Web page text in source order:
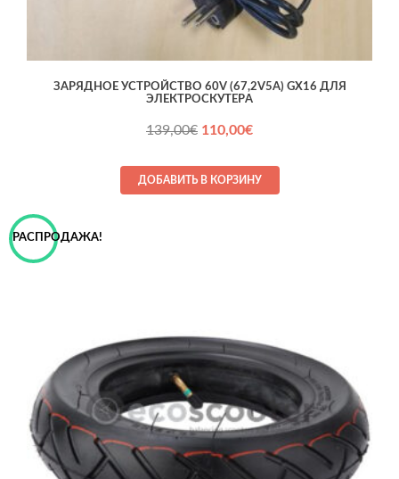
ЗАРЯДНОЕ УСТРОЙСТВО 60V (67,2V5A) GX16 ДЛЯ
ЭЛЕКТРОСКУТЕРA
139,00€ Первоначальная
составляла
139,00€.
110,00€Текущая
110,00€.
ДОБАВИТЬ В КОРЗИНУ
РАСПРОДАЖА!